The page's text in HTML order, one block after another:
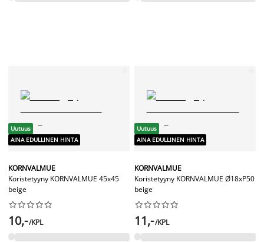
Uutuus
AINA EDULLINEN HINTA
KORNVALMUE
Koristetyyny KORNVALMUE 45x45
beige






10,-/KPL
Uutuus
AINA EDULLINEN HINTA
KORNVALMUE
Koristetyyny KORNVALMUE Ø18xP50
beige






11,-/KPL